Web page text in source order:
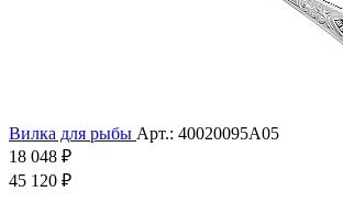
Вилка для рыбы Арт.: 40020095А05
18 048 ₽
45 120 ₽